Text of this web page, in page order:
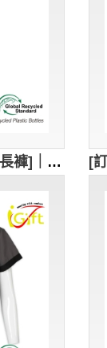
[訂製RPET再生環運動長褲]｜兩側的白色條紋｜彈性腰帶設計｜GRS認證環保回收紗｜可持續發展｜吸濕排汗｜兩側口袋設計｜跑步、健身、休閒穿著｜U412